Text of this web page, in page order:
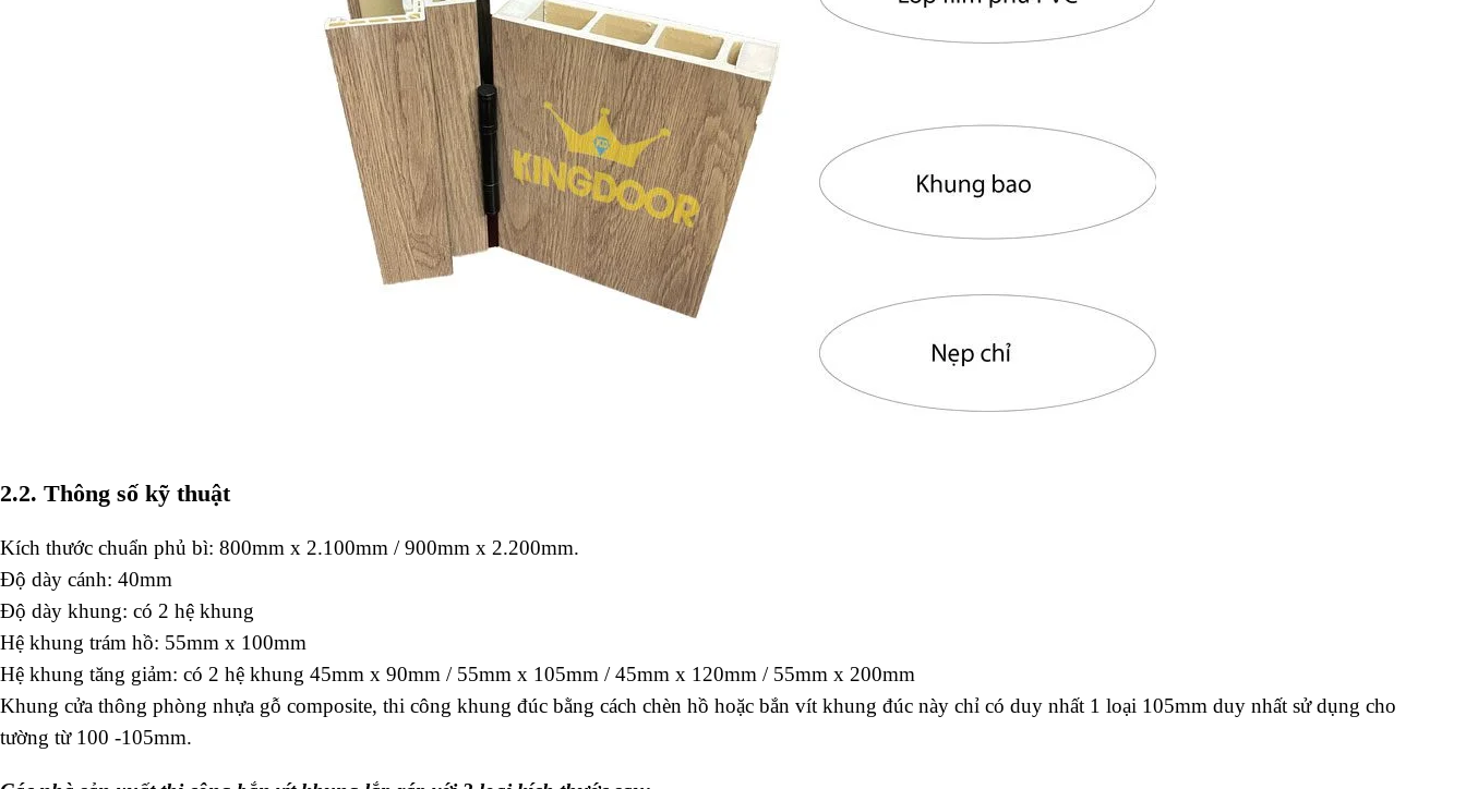
2.2. Thông số kỹ thuật
Kích thước chuẩn phủ bì: 800mm x 2.100mm / 900mm x 2.200mm.
Độ dày cánh: 40mm
Độ dày khung: có 2 hệ khung
Hệ khung trám hồ: 55mm x 100mm
Hệ khung tăng giảm: có 2 hệ khung 45mm x 90mm / 55mm x 105mm / 45mm x 120mm / 55mm x 200mm
Khung cửa thông phòng nhựa gỗ composite, thi công khung đúc bằng cách chèn hồ hoặc bắn vít khung đúc này chỉ có duy nhất 1 loại 105mm duy nhất sử dụng cho
tường từ 100 -105mm.